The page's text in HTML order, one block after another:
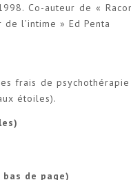
Co-auteur de «
l’intime » Ed Penta
frais de
étoiles).
de page)